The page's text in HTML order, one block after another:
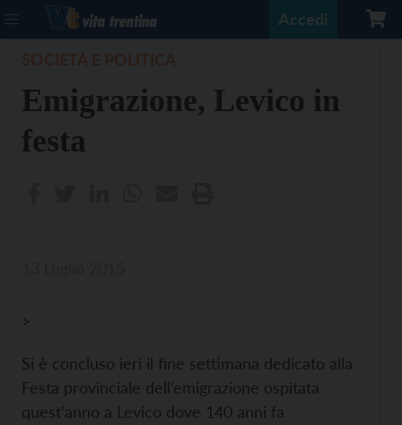
Accedi
Emigrazione, Levico in
festa
>
Si è concluso ieri il fine settimana dedicato alla
Festa provinciale dell’emigrazione ospitata
quest’anno a Levico dove 140 anni fa